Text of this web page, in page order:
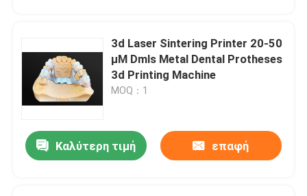
3d Laser Sintering Printer 20-50
μM Dmls Metal Dental Protheses
3d Printing Machine
MOQ：1
Καλύτερη τιμή επαφή